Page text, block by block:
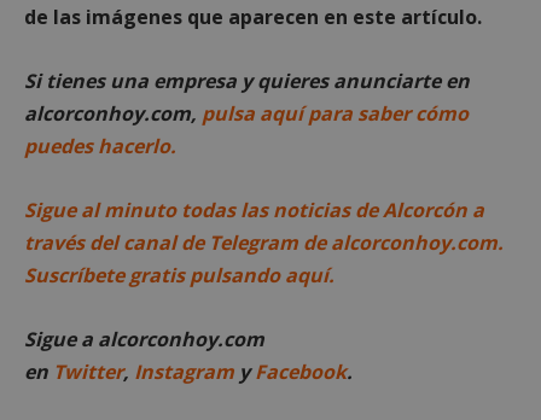
de las imágenes que aparecen en este artículo.
Si tienes una empresa y quieres anunciarte en
alcorconhoy.com, pulsa aquí para saber cómo
puedes hacerlo.
Sigue al minuto todas las noticias de Alcorcón a
través del canal de Telegram de alcorconhoy.com.
Suscríbete gratis pulsando aquí.
Sigue a alcorconhoy.com
en Twitter, Instagram yFacebook.
Spotify Inc.
.spotify.com